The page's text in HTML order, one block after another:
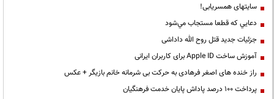
سایتهای همسریابی!
دعايي كه قطعا مستجاب مي‌شود
جزئیات جدید قتل روح الله داداشی
آموزش ساخت Apple ID برای کاربران ایرانی
راز خنده های اصغر فرهادی به حرکت بی شرمانه خانم بازیگر + عکس
پرداخت ۱۰۰ درصد پاداش پایان خدمت فرهنگیان